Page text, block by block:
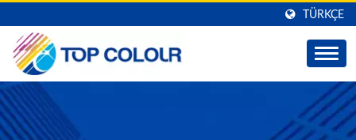
TÜRKÇE